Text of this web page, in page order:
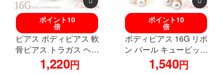
ポイント10
倍
ピアス ボディピアス 軟
骨ピアス トラガス ヘリ
ックス 医療用 サージカ
ルステンレス 金属アレ
1,220円
ポイント10
倍
ボディピアス 16G リボ
ン パール キュービック
ジルコニア 可愛い おし
ゃれ ストレートバーベ
1,540円